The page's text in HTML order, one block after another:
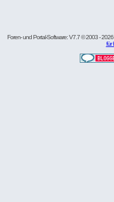
Foren- und Portal-Software: V7.7 © 2003 -
für